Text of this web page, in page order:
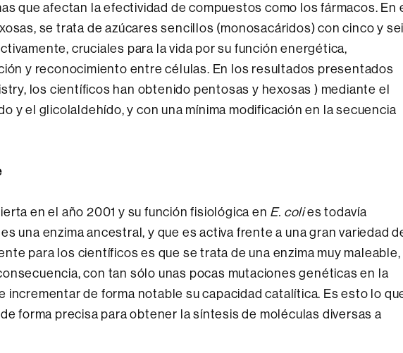
que afectan la efectividad de compuestos como los fármacos. En
se trata de azúcares sencillos (monosacáridos) con cinco y
cruciales para la vida por su función energética,
y reconocimiento entre células. En los resultados presentados
los científicos han obtenido pentosas y hexosas ) mediante el
y el glicolaldehído, y con una mínima modificación en la secuencia
en el año 2001 y su función fisiológica en E. colies todavía
una enzima ancestral, y que es activa frente a una gran variedad
para los científicos es que se trata de una enzima muy maleable,
con tan sólo unas pocas mutaciones genéticas en la
incrementar de forma notable su capacidad catalítica. Es esto lo
forma precisa para obtener la síntesis de moléculas diversas a